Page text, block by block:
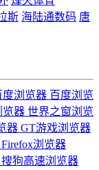
斯 海陆通数码 唐
百度浏览
世界之窗浏览
GT游戏浏览器
Firefox浏览器
搜狗高速浏览器